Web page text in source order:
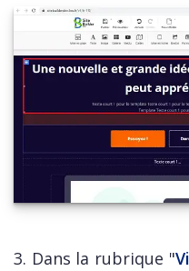
3. Dans la rubrique "